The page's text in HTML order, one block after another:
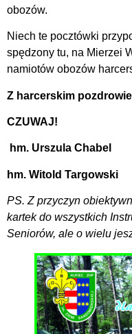
obozów.
Niech te pocztówki
spędzony tu, na Mierzei
namiotów obozów
Z harcerskim
CZUWAJ!
hm. Urszula Chabel
hm. Witold Targowski
PS. Z przyczyn
kartek do wszystkich
Seniorów, ale o wielu